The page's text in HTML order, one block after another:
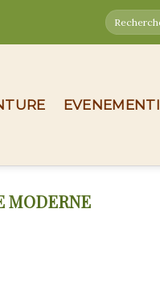
MODERNE